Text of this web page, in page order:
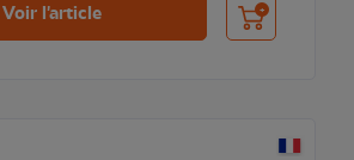
Voir l'article Ajouter au